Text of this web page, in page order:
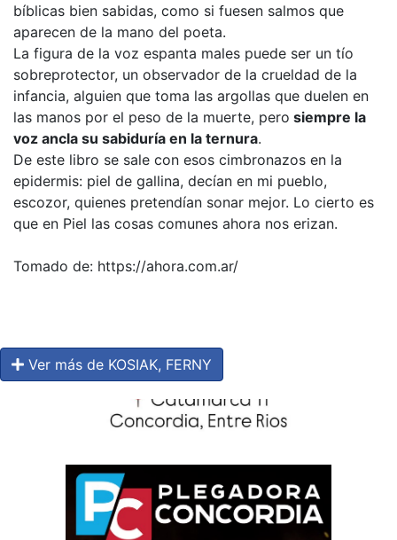
bíblicas bien sabidas, como si fuesen salmos que
aparecen de la mano del poeta.
La figura de la voz espanta males puede ser un tío
sobreprotector, un observador de la crueldad de la
infancia, alguien que toma las argollas que duelen en
las manos por el peso de la muerte, pero siempre la
voz ancla su sabiduría en la ternura.
De este libro se sale con esos cimbronazos en la
epidermis: piel de gallina, decían en mi pueblo,
escozor, quienes pretendían sonar mejor. Lo cierto es
que en Piel las cosas comunes ahora nos erizan.
Tomado de: https://ahora.com.ar/
Ver más de KOSIAK, FERNY